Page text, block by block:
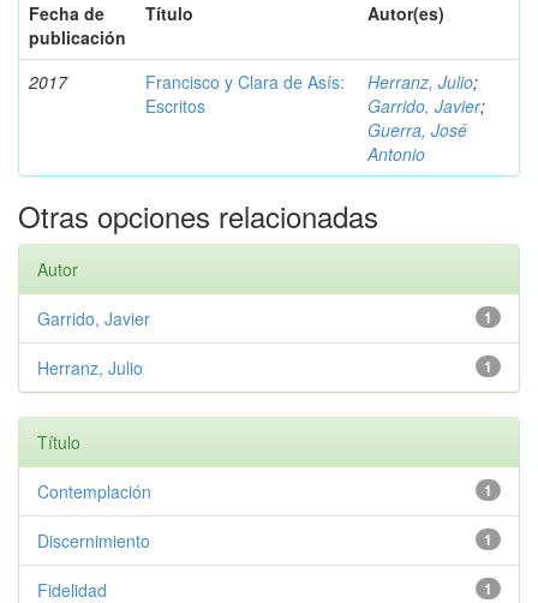
Fecha de
publicación
Título Autor(es)
2017
Francisco y Clara de Asís:
Escritos
Herranz, Julio;
Garrido, Javier;
Guerra, José
Antonio
Otras opciones relacionadas
Autor
1
Garrido, Javier
1
Herranz, Julio
Título
1
Contemplación
1
Discernimiento
1
Fidelidad